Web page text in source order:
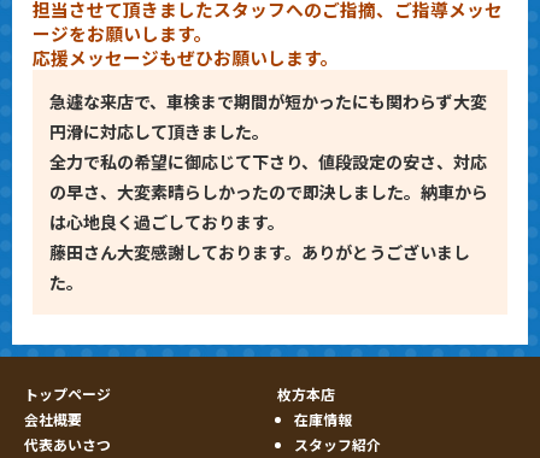
担当させて頂きましたスタッフへのご指摘、ご指導メッセ
ージをお願いします。
応援メッセージもぜひお願いします。
急遽な来店で、車検まで期間が短かったにも関わらず大変
円滑に対応して頂きました。
全力で私の希望に御応じて下さり、値段設定の安さ、対応
の早さ、大変素晴らしかったので即決しました。納車から
は心地良く過ごしております。
藤田さん大変感謝しております。ありがとうございまし
た。
トップページ
会社概要
代表あいさつ
枚方本店
在庫情報
スタッフ紹介